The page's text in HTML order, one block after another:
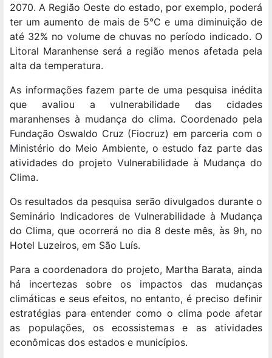
2070. A Região Oeste do estado, por exemplo, poderá
ter um aumento de mais de 5°C e uma diminuição de
até 32% no volume de chuvas no período indicado. O
Litoral Maranhense será a região menos afetada pela
alta da temperatura.
As informações fazem parte de uma pesquisa inédita
que avaliou a vulnerabilidade das cidades
maranhenses à mudança do clima. Coordenado pela
Fundação Oswaldo Cruz (Fiocruz) em parceria com o
Ministério do Meio Ambiente, o estudo faz parte das
atividades do projeto Vulnerabilidade à Mudança do
Clima.
Os resultados da pesquisa serão divulgados durante o
Seminário Indicadores de Vulnerabilidade à Mudança
do Clima, que ocorrerá no dia 8 deste mês, às 9h, no
Hotel Luzeiros, em São Luís.
Para a coordenadora do projeto, Martha Barata, ainda
há incertezas sobre os impactos das mudanças
climáticas e seus efeitos, no entanto, é preciso definir
estratégias para entender como o clima pode afetar
as populações, os ecossistemas e as atividades
econômicas dos estados e municípios.